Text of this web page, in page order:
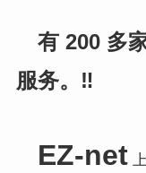
有 200 多
服务。‼️
EZ-net